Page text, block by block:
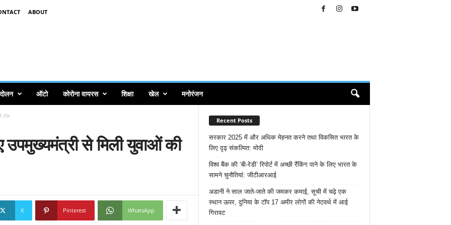
ABOUT
ऑटो कोरोना वायरस शिक्षा खेल मनोरंजन
टीम
उपमुख्यमंत्री से मिली युवाओं की
X Pinterest WhatsApp
Recent Posts
सरकार 2025 में और अधिक मेहनत करने तथा विकसित भारत के
लिए दृढ़ संकल्पित: माेदी
विश्व बैंक की ‘बी-रेडी’ रिपोर्ट में अच्छी रैंकिंग पाने के लिए भारत के
सामने चुनौतियां: जीटीआरआई
अडानी ने साल जाते-जाते की जमकर कमाई, सूची में चढ़े एक
स्थान ऊपर, दुनिया के टॉप 17 अमीर लोगों की नेटवर्थ में आई
गिरावट